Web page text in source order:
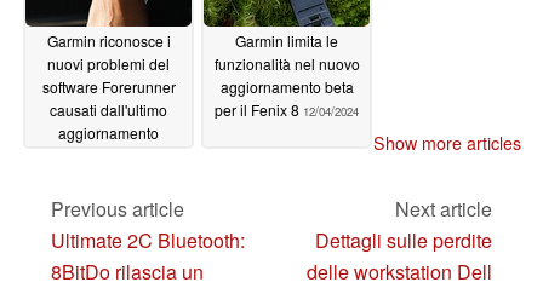
Garmin riconosce i
nuovi problemi del
software Forerunner
causati dall'ultimo
aggiornamento
Garmin limita le
funzionalità nel nuovo
aggiornamento beta
per il Fenix 8 12/04/2024
Show more articles
Previous article
Ultimate 2C Bluetooth:
8BitDo rilascia un
Next article
Dettagli sulle perdite
delle workstation Dell